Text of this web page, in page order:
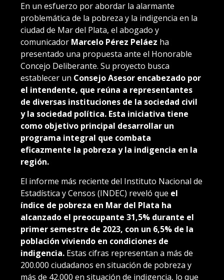
En un esfuerzo por abordar la alarmante
problemática de la pobreza y la indigencia en la
ciudad de Mar del Plata, el abogado y
comunicador Marcelo Pérez Peláez ha
presentado una propuesta ante el Honorable
Concejo Deliberante. Su proyecto busca
establecer un Consejo Asesor encabezado por
el intendente, que reúna a representantes
de diversas instituciones de la sociedad civil
y la sociedad política. Esta iniciativa tiene
como objetivo principal desarrollar un
programa integral que combata
eficazmente la pobreza y la indigencia en la
región.
El informe más reciente del Instituto Nacional de
Estadística y Censos (INDEC) reveló que el
índice de pobreza en Mar del Plata ha
alcanzado el preocupante 31,5% durante el
primer semestre de 2023, con un 6,5% de la
población viviendo en condiciones de
indigencia. Estas cifras representan a más de
200.000 ciudadanos en situación de pobreza y
más de 42.000 en situación de indigencia, lo que